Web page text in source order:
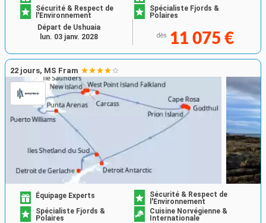
Sécurité & Respect de
l'Environnement
Spécialiste Fjords &
Polaires
dès 11 075 €
Départ de Ushuaia
lun. 03 janv. 2028
22 jours, MS Fram
Équipage Experts
Sécurité & Respect de
l'Environnement
Spécialiste Fjords &
Polaires
Cuisine Norvégienne &
Internationale